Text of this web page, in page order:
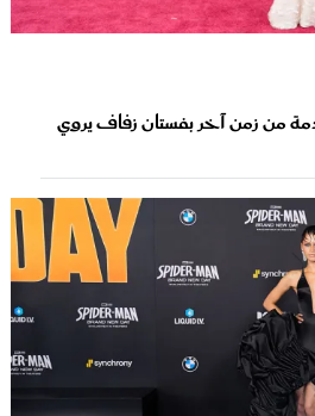
من زمن آخر بفستان زفاف يروي